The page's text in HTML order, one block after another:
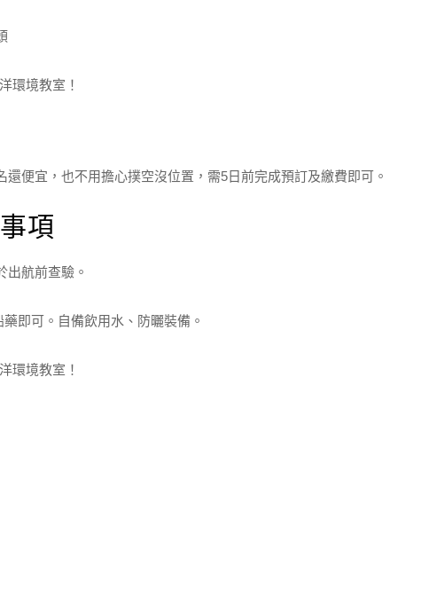
還便宜，也不用擔心撲空沒位置，需5日前完成預訂及繳費即可。
項
出航前查驗。
即可。自備飲用水、防曬裝備。